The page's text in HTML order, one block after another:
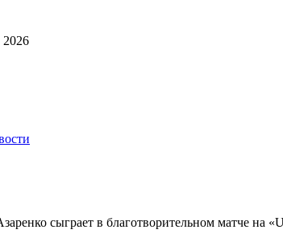
2026
сыграет в благотворительном матче на